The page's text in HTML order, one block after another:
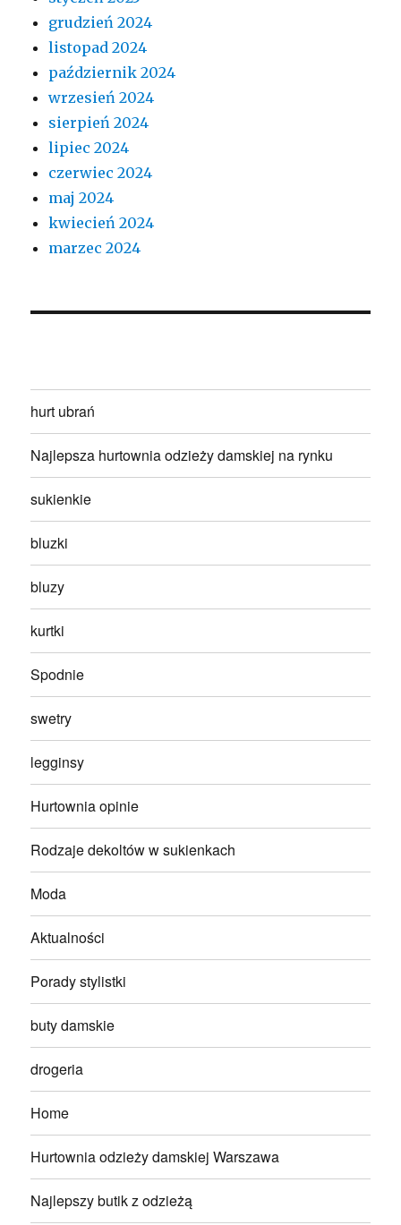
grudzień 2024
listopad 2024
październik 2024
wrzesień 2024
sierpień 2024
lipiec 2024
czerwiec 2024
maj 2024
kwiecień 2024
marzec 2024
hurt ubrań
Najlepsza hurtownia odzieży damskiej na rynku
sukienkie
bluzki
bluzy
kurtki
Spodnie
swetry
legginsy
Hurtownia opinie
Rodzaje dekoltów w sukienkach
Moda
Aktualności
Porady stylistki
buty damskie
drogeria
Home
Hurtownia odzieży damskiej Warszawa
Najlepszy butik z odzieżą